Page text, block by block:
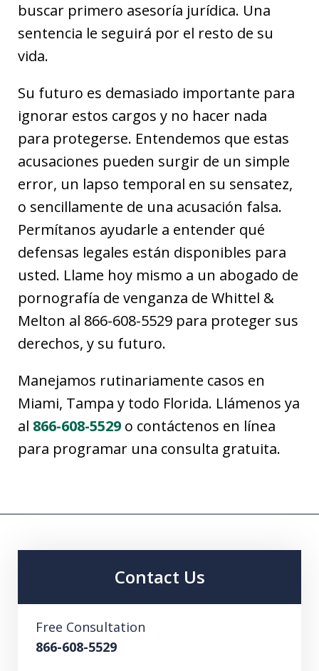
buscar primero asesoría jurídica. Una
sentencia le seguirá por el resto de su
vida.
Su futuro es demasiado importante para
ignorar estos cargos y no hacer nada
para protegerse. Entendemos que estas
acusaciones pueden surgir de un simple
error, un lapso temporal en su sensatez,
o sencillamente de una acusación falsa.
Permítanos ayudarle a entender qué
defensas legales están disponibles para
usted. Llame hoy mismo a un abogado de
pornografía de venganza de Whittel &
Melton al 866-608-5529 para proteger sus
derechos, y su futuro.
Manejamos rutinariamente casos en
Miami, Tampa y todo Florida. Llámenos ya
al 866-608-5529 o contáctenos en línea
para programar una consulta gratuita.
Contact Us
Free Consultation
866-608-5529